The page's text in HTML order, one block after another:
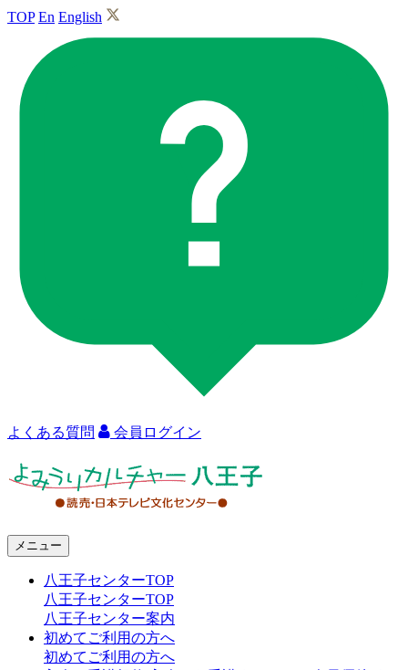
TOP En English
よくある質問 会員ログイン
メニュー
八王子センターTOP
八王子センターTOP
八王子センター案内
初めてご利用の方へ
初めてご利用の方へ